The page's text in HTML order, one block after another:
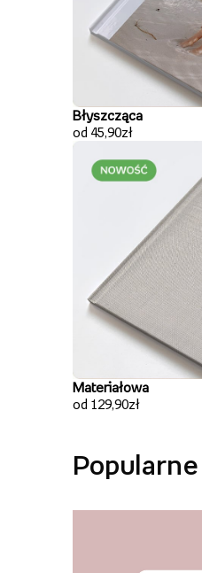
Błyszcząca
od 45,90zł
Materiałowa
od 129,90zł